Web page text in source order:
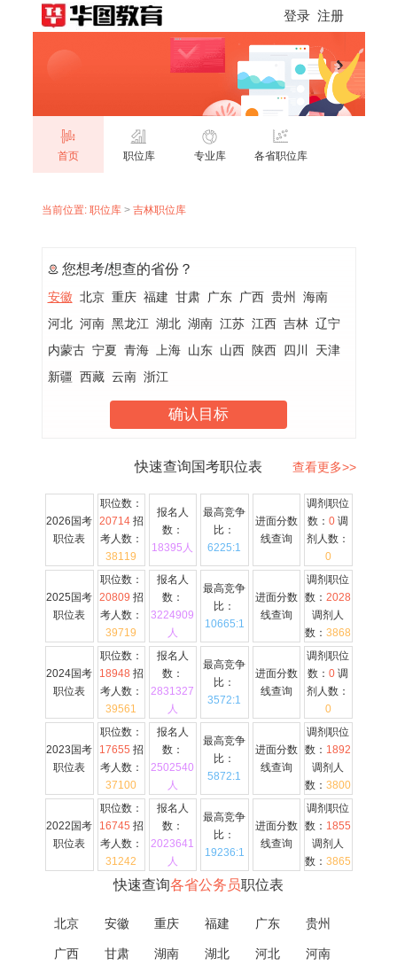
登录 注册
首页 职位库 专业库 各省职位库
当前位置: 职位库> 吉林职位库
您想考/想查的省份？
安徽 北京 重庆 福建 甘肃 广东 广西 贵州
海南
河北 河南 黑龙江 湖北 湖南 江苏 江西 吉林 辽宁
内蒙古 宁夏 青海 上海 山东 山西 陕西 四川
天津
新疆 西藏 云南 浙江
确认目标
快速查询国考职位表 查看更多>>
2026国考
职位表
职位数：
20714招
考人数：
38119
报名人
数：
18395人
最高竞争
比：
6225:1
进面分数
线查询
调剂职位
数： 0 调
剂人数：
0
2025国考
职位表
职位数：
20809 招
考人数：
39719
报名人
数：
3224909
人
最高竞争
比：
10665:1
进面分数
线查询
调剂职位
数： 2028
调剂人
数： 3868
2024国考
职位表
职位数：
18948 招
考人数：
39561
报名人
数：
2831327
人
最高竞争
比：
3572:1
进面分数
线查询
调剂职位
数： 0 调
剂人数：
0
2023国考
职位表
职位数：
17655 招
考人数：
37100
报名人
数：
2502540
人
最高竞争
比：
5872:1
进面分数
线查询
调剂职位
数： 1892
调剂人
数： 3800
2022国考
职位表
职位数：
16745 招
考人数：
31242
报名人
数：
2023641
人
最高竞争
比：
19236:1
进面分数
线查询
调剂职位
数： 1855
调剂人
数： 3865
快速查询各省公务员职位表
北京 安徽 重庆 福建 广东 贵州
广西 甘肃 湖南 湖北 河北 河南